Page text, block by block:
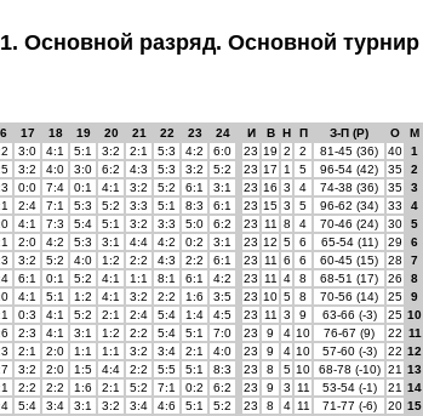
Основной разряд. Основной турнир
17 18 19 20 21 22 23 24 И В Н П З-П (Р) О
М
3:0 4:1 5:1 3:2 2:1 5:3 4:2 6:0 23 19 2 2 81-45 (36) 40
1
3:2 4:0 3:0 6:2 4:3 5:3 3:2 5:2 23 17 1 5 96-54 (42) 35
2
0:0 7:4 0:1 4:1 3:2 5:2 6:1 3:1 23 16 3 4 74-38 (36) 35
3
2:4 7:1 5:3 5:2 3:3 5:1 8:3 6:1 23 15 3 5 96-62 (34) 33
4
4:1 7:3 5:4 5:1 3:2 3:3 5:0 6:2 23 11 8 4 70-46 (24) 30
5
2:0 4:2 5:3 3:1 4:4 4:2 0:2 3:1 23 12 5 6 65-54 (11) 29
6
3:2 5:2 4:0 1:2 2:2 4:3 2:2 6:1 23 11 6 6 60-45 (15) 28
7
6:1 0:1 5:2 4:1 1:1 8:1 6:1 4:2 23 11 4 8 68-51 (17) 26
8
4:1 5:1 1:2 4:1 3:2 2:2 1:6 3:5 23 10 5 8 70-56 (14) 25
9
0:3 4:1 5:2 2:1 2:4 5:4 1:4 4:5 23 11 3 9 63-66 (-3) 25 10
2:3 4:1 3:1 1:2 2:2 5:4 5:1 7:0 23 9 4 10 76-67 (9) 22 11
2:1 2:0 1:1 1:1 3:2 3:4 2:1 4:0 23 9 4 10 57-60 (-3) 22 12
3:2 2:0 1:5 4:4 2:2 5:5 5:1 8:3 23 8 5 10 68-78 (-10) 21 13
2:2 2:2 1:6 2:1 5:2 7:1 0:2 6:2 23 9 3 11 53-54 (-1) 21 14
5:4 3:4 3:1 3:2 3:4 4:6 5:1 5:2 23 8 4 11 71-77 (-6) 20 15